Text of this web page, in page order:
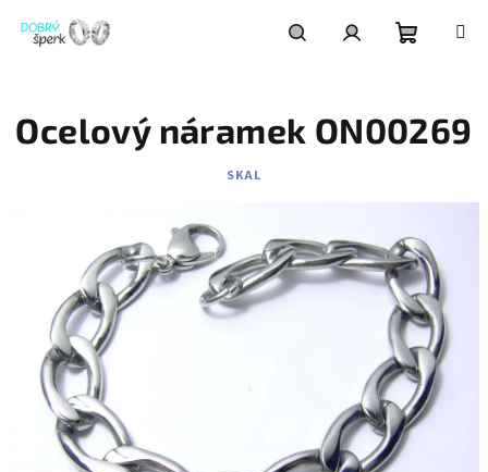
obsah
košík
Ocelový náramek ON00269
SKAL